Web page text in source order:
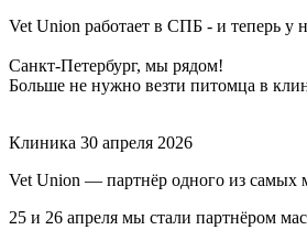
Vet Union работает в СПБ - и теперь у
Санкт-Петербург, мы рядом!
Больше не нужно везти питомца в
Клиника 30 апреля 2026
Vet Union — партнёр одного из
25 и 26 апреля мы стали партнёром